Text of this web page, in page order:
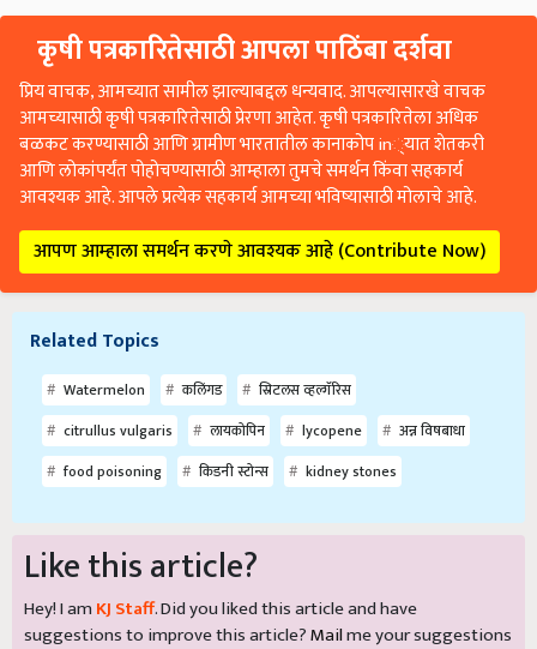
कृषी पत्रकारितेसाठी आपला पाठिंबा दर्शवा
प्रिय वाचक, आमच्यात सामील झाल्याबद्दल धन्यवाद. आपल्यासारखे वाचक
आमच्यासाठी कृषी पत्रकारितेसाठी प्रेरणा आहेत. कृषी पत्रकारितेला अधिक
बळकट करण्यासाठी आणि ग्रामीण भारतातील कानाकोप in्यात शेतकरी
आणि लोकांपर्यंत पोहोचण्यासाठी आम्हाला तुमचे समर्थन किंवा सहकार्य
आवश्यक आहे. आपले प्रत्येक सहकार्य आमच्या भविष्यासाठी मोलाचे आहे.
आपण आम्हाला समर्थन करणे आवश्यक आहे (Contribute Now)
Related Topics
Watermelon कलिंगड
स्रिटलस व्हल्गॅरिस
citrullus vulgaris
लायकोपिन lycopene
अन्न विषबाधा
food poisoning
किडनी स्टोन्स kidney stones
Like this article?
Hey! I am KJ Staff. Did you liked this article and have
suggestions to improve this article?Mailme your suggestions